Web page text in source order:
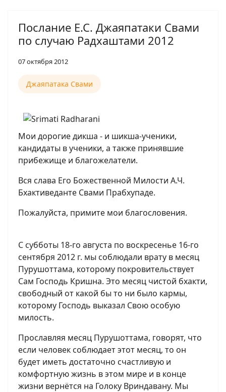
Послание Е.С. Джаяпатаки Свами
по случаю Радхаштами 2012
07 октября 2012
Джаяпатака Свами
Мои дорогие дикша - и шикша-ученики,
кандидаты в ученики, а также принявшие
прибежище и благожелатели.
Вся слава Его Божественной Милости А.Ч.
Бхактиведанте Свами Прабхупаде.
Пожалуйста, примите мои благословения.
С субботы 18-го августа по воскресенье 16-го
сентября 2012 г. мы соблюдали врату в месяц
Пурушоттама, которому покровительствует
Сам Господь Кришна. Это месяц чистой бхакти,
свободный от какой бы то ни было кармы,
которому Господь выказал Свою особую
милость.
Прославляя месяц Пурушоттама, говорят, что
если человек соблюдает этот месяц, то он
будет иметь достаточно счастливую и
комфортную жизнь в этом мире и в конце
жизни вернётся на Голоку Вриндавану. Мы